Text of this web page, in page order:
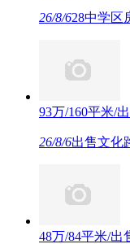
26/8/628中学区
93万/160平米/
26/8/6出售文化
48万/84平米/出